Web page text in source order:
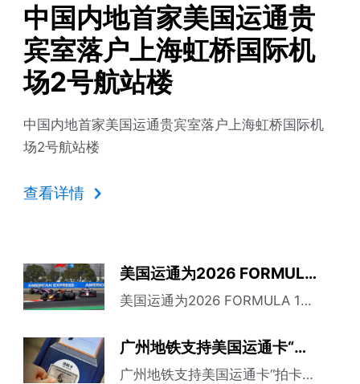
中国内地首家美国运通贵
宾室落户上海虹桥国际机
场2号航站楼
中国内地首家美国运通贵宾室落户上海虹桥国际机
场2号航站楼
查看详情
美国运通为2026 FORMULA 1
美国运通为2026 FORMULA 1
来升级体验
广州地铁支持美国运通卡“拍卡过闸”
广州地铁支持美国运通卡“拍卡过